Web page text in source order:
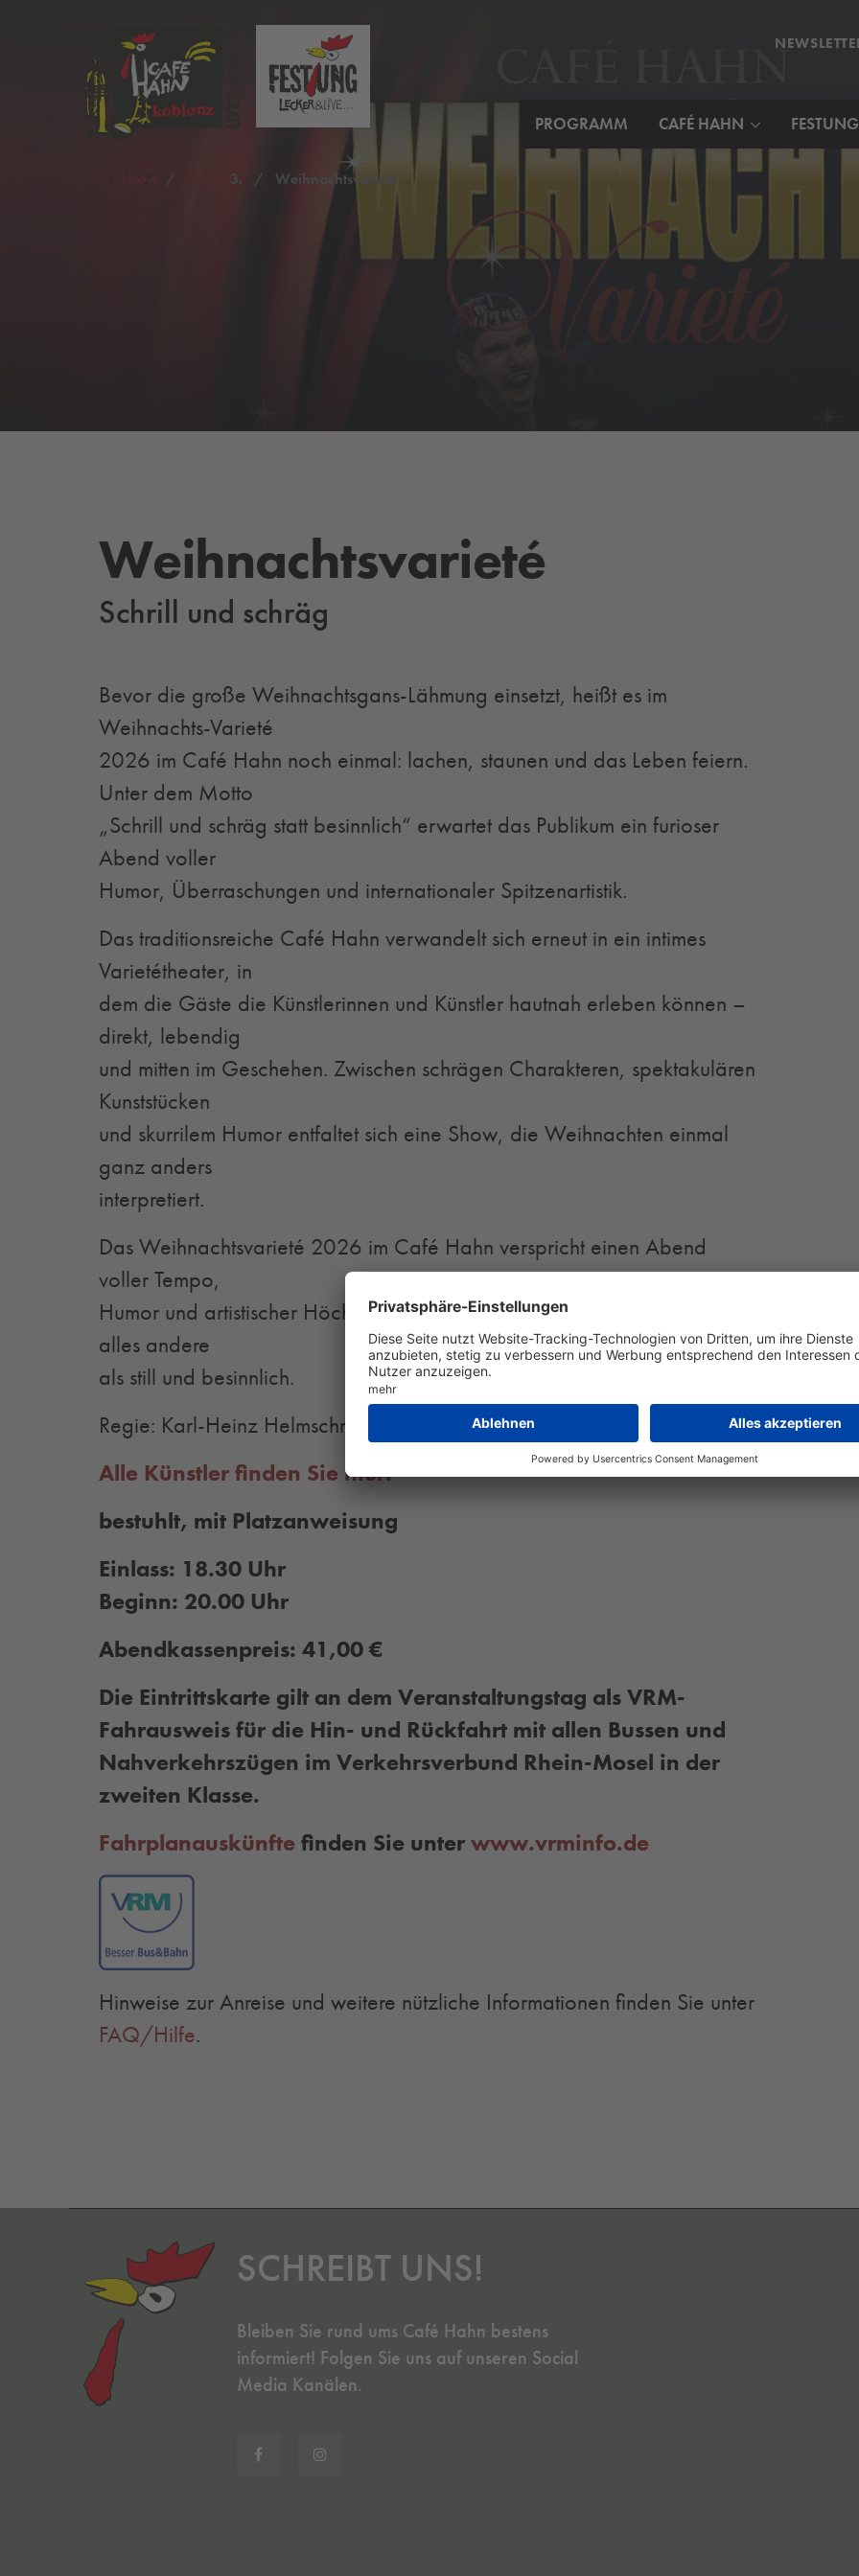
PROGRAMM CAFÉ HAHN FESTUNG
Home Programm Weihnachtsvarieté
Weihnachtsvarieté
Schrill und schräg
Bevor die große Weihnachtsgans-Lähmung einsetzt, heißt es im
Weihnachts-Varieté
2026 im Café Hahn noch einmal: lachen, staunen und das Leben feiern.
Unter dem Motto
„Schrill und schräg statt besinnlich“ erwartet das Publikum ein furioser
Abend voller
Humor, Überraschungen und internationaler Spitzenartistik.
Das traditionsreiche Café Hahn verwandelt sich erneut in ein intimes
Varietétheater, in
dem die Gäste die Künstlerinnen und Künstler hautnah erleben können –
direkt, lebendig
und mitten im Geschehen. Zwischen schrägen Charakteren, spektakulären
Kunststücken
und skurrilem Humor entfaltet sich eine Show, die Weihnachten einmal
ganz anders
interpretiert.
Das Weihnachtsvarieté 2026 im Café Hahn verspricht einen Abend
voller Tempo,
Humor und artistischer Höchstleistungen – wild, wunderbar und garantiert
alles andere
als still und besinnlich.
Regie: Karl-Heinz Helmschrot
Alle Künstler finden Sie hier.
bestuhlt, mit Platzanweisung
Einlass: 18.30 Uhr
Beginn: 20.00 Uhr
Abendkassenpreis: 41,00 €
Die Eintrittskarte gilt an dem Veranstaltungstag als VRM-
Fahrausweis für die Hin- und Rückfahrt mit allen Bussen und
Nahverkehrszügen im Verkehrsverbund Rhein-Mosel in der
zweiten Klasse.
Fahrplanauskünfte finden Sie unterwww.vrminfo.de
Hinweise zur Anreise und weitere nützliche Informationen finden Sie unter
FAQ/Hilfe.
SCHREIBT UNS!
Bleiben Sie rund ums Café Hahn bestens
informiert! Folgen Sie uns auf unseren Social
Media Kanälen.